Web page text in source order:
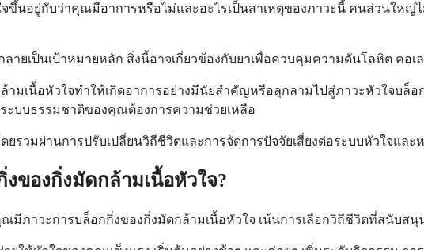
ขึ้นอยู่กับว่าคุณมีอาการหรือไม่และอะไรเป็นสาเหตุของภาวะนี้ คนส่วนใหญ่ไ
ายเป็นเป้าหมายหลัก สิ่งนี้อาจเกี่ยวข้องกับยาเพื่อควบคุมความดันโลหิต คอเ
มเนื้อหัวใจทำให้เกิดอาการอย่างมีนัยสำคัญหรือลุกลามไปสู่ภาวะหัวใจบ
บบธรรมชาติของคุณต้องการความช่วยเหลือ
วมผ่านการปรับเปลี่ยนวิถีชีวิตและการจัดการปัจจัยเสี่ยงต่อระบบหัวใจและ
ของกิ่งมัดกล้ามเนื้อหัวใจ?
ภาวะการบล็อกกิ่งของกิ่งมัดกล้ามเนื้อหัวใจ เน้นการเลือกวิถีชีวิตที่สนับส